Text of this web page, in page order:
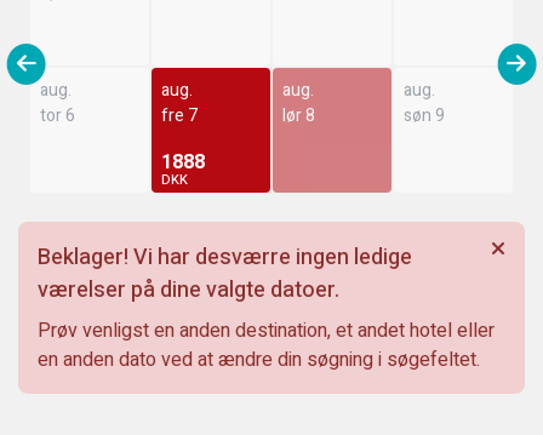
aug.
tor 6
aug.
fre 7
1888
DKK
aug.
lør 8
aug.
søn 9
Beklager! Vi har desværre ingen ledige
værelser på dine valgte datoer.
Prøv venligst en anden destination, et andet hotel eller
en anden dato ved at ændre din søgning i søgefeltet.